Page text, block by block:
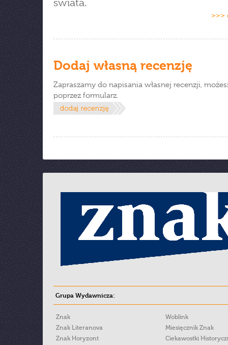
świata.
>>>
Dodaj własną recenzję
Zapraszamy do napisania własnej recenzji,
poprzez formularz.
Grupa Wydawnicza:
Znak
Znak Literanova
Znak Horyzont
Woblink
Miesięcznik Znak
Ciekawostki